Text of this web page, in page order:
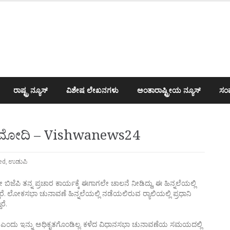
ರಾಷ್ಟ್ರ ನ್ಯೂಸ್ ವಿಶೇಷ ಲೇಖನಗಳು ಅಂತಾರಾಷ್ಟ್ರೀಯ ನ್ಯೂಸ್
– Vishwanews24
,ಉಡುಪಿ
ತನ್ನ ಪ್ರಚಾರ ಕಾರ್ಯಕ್ಕೆ ಈಗಾಗಲೇ ಚಾಲನೆ ನೀಡಿದ್ದು, ಈ ಹಿನ್ನಲೆಯಲ್ಲಿ
ಲೋಕಸಭಾ ಚುನಾವಣೆ ಹಿನ್ನಲೆಯಲ್ಲಿ ನಡೆಯಲಿರುವ ರ‍್ಯಾಲಿಯಲ್ಲಿ ಪ್ರಧಾನಿ
ಇನ್ನು ಅಧಿಕೃತಗೊಂಡಿಲ್ಲ. ಕಳೆದ ವಿಧಾನಸಭಾ ಚುನಾವಣೆಯ ಸಮಯದಲ್ಲಿ